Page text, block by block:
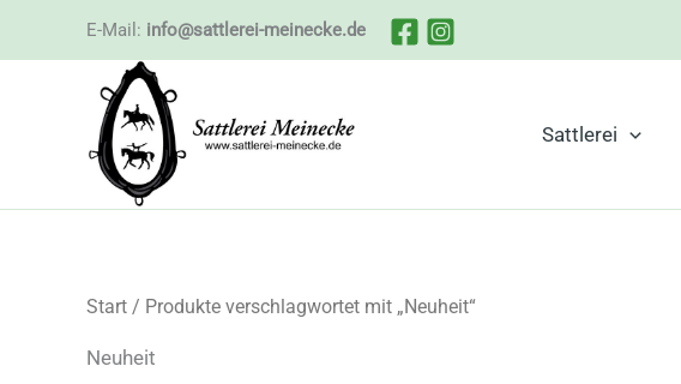
E-Mail: info@sattlerei-meinecke.de
Sattlerei
Start / Produkte verschlagwortet mit „Neuheit“
Neuheit